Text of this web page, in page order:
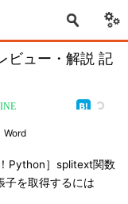
ビュー・解説 記
Word
Python］splitext関数
子を取得するには